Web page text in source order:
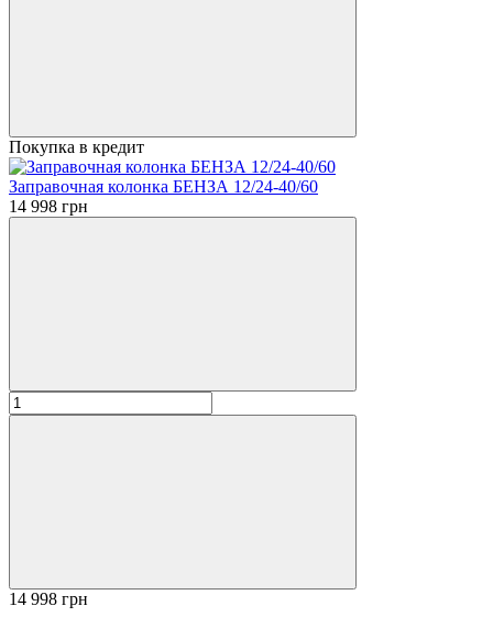
Покупка в кредит
Заправочная колонка БЕНЗА 12/24-40/60
14 998 грн
14 998 грн